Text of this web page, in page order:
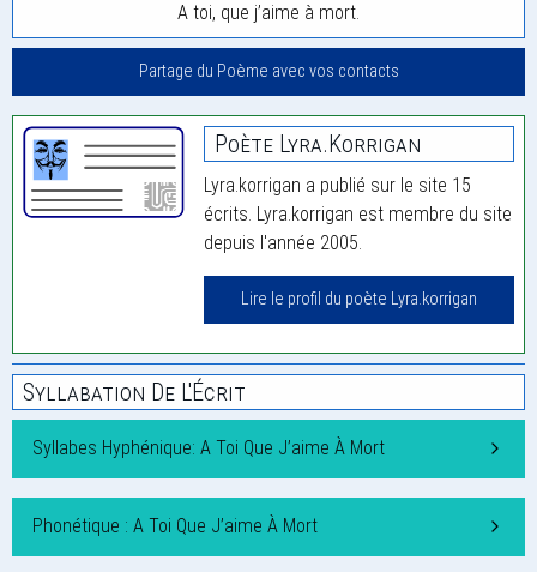
A toi, que j’aime à mort.
Partage du Poème avec vos contacts
Poète Lyra.korrigan
Lyra.korrigan a publié sur le site 15
écrits. Lyra.korrigan est membre du site
depuis l'année 2005.
Lire le profil du poète Lyra.korrigan
Syllabation De L'Écrit
Syllabes Hyphénique: A Toi Que J’aime À Mort
Phonétique : A Toi Que J’aime À Mort